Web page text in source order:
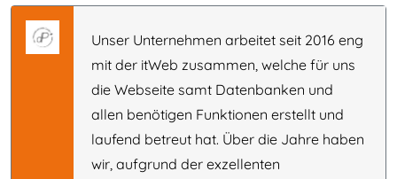
Unser Unternehmen arbeitet seit 2016 eng
mit der itWeb zusammen, welche für uns
die Webseite samt Datenbanken und
allen benötigen Funktionen erstellt und
laufend betreut hat. Über die Jahre haben
wir, aufgrund der exzellenten